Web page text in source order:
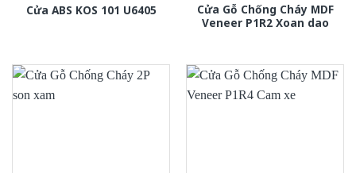
Cửa ABS KOS 101 U6405
Cửa Gỗ Chống Cháy MDF
Veneer P1R2 Xoan dao